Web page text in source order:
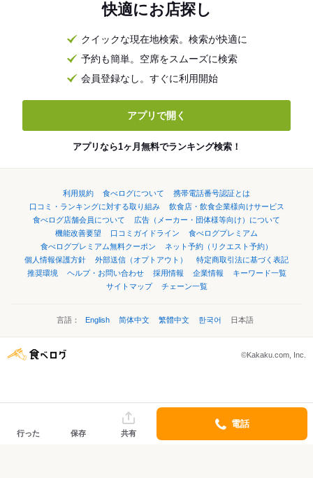
快適にお店探し
クイックな現在地検索。検索が快適に
予約も簡単。空席をスムーズに検索
会員登録なし。すぐに利用開始
アプリで開く
アプリなら1ヶ月無料でランキング検索！
利用規約 食べログについて
携帯電話番号認証とは
口コミ・ランキングに対する取り組み
飲食店・飲食企業様向けサービス
食べログ店舗会員について
広告（メーカー・団体様等向け）について
機能改善要望
口コミガイドライン
食べログプレミアム
食べログプレミアム無料クーポン
ネット予約（リクエスト予約）
個人情報保護方針
外部送信（オプトアウト）
特定商取引法に基づく表記
推奨環境
ヘルプ・お問い合わせ 採用情報 企業情報
キーワード一覧
サイトマップ
チェーン一覧
言語： English 简体中文 繁體中文 한국어 日本語
©Kakaku.com, Inc.
行った 保存 共有
電話